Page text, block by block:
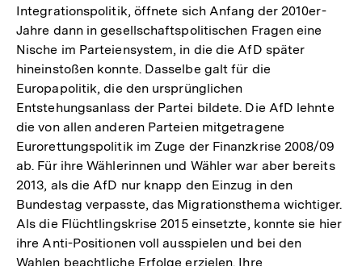
Integrationspolitik, öffnete sich Anfang der 2010er-
Jahre dann in gesellschaftspolitischen Fragen eine
Nische im Parteiensystem, in die die AfD später
hineinstoßen konnte. Dasselbe galt für die
Europapolitik, die den ursprünglichen
Entstehungsanlass der Partei bildete. Die AfD lehnte
die von allen anderen Parteien mitgetragene
Eurorettungspolitik im Zuge der Finanzkrise 2008/09
ab. Für ihre Wählerinnen und Wähler war aber bereits
2013, als die AfD nur knapp den Einzug in den
Bundestag verpasste, das Migrationsthema wichtiger.
Als die Flüchtlingskrise 2015 einsetzte, konnte sie hier
ihre Anti-Positionen voll ausspielen und bei den
Wahlen beachtliche Erfolge erzielen. Ihre